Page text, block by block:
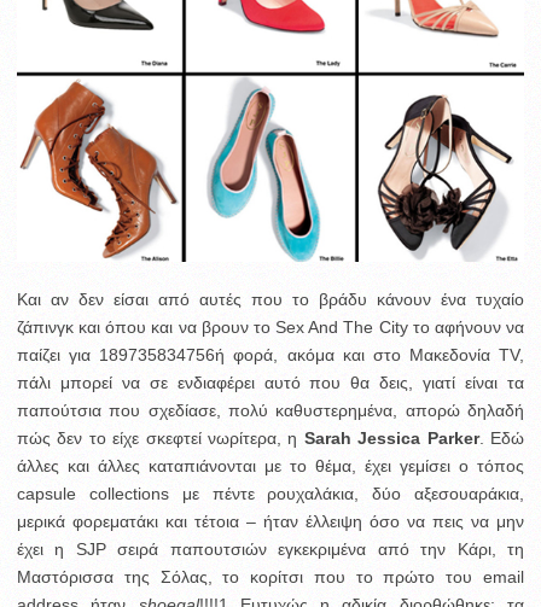
Και αν δεν είσαι από αυτές που το βράδυ κάνουν ένα τυχαίο
ζάπινγκ και όπου και να βρουν το Sex And The City το αφήνουν να
παίζει για 189735834756ή φορά, ακόμα και στο Μακεδονία TV,
πάλι μπορεί να σε ενδιαφέρει αυτό που θα δεις, γιατί είναι τα
παπούτσια που σχεδίασε, πολύ καθυστερημένα, απορώ δηλαδή
πώς δεν το είχε σκεφτεί νωρίτερα, η Sarah Jessica Parker. Εδώ
άλλες και άλλες καταπιάνονται με το θέμα, έχει γεμίσει ο τόπος
capsule collections με πέντε ρουχαλάκια, δύο αξεσουαράκια,
μερικά φορεματάκι και τέτοια – ήταν έλλειψη όσο να πεις να μην
έχει η SJP σειρά παπουτσιών εγκεκριμένα από την Κάρι, τη
Μαστόρισσα της Σόλας, το κορίτσι που το πρώτο του email